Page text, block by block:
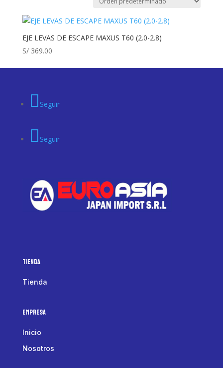
EJE LEVAS DE ESCAPE MAXUS T60 (2.0-2.8)
S/369.00
Seguir
Seguir
Tienda
Tienda
Empresa
Inicio
Nosotros